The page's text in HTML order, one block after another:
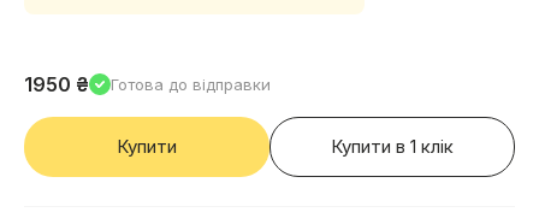
1950 ₴ Готова до вiдправки
Купити Купити в 1 клiк